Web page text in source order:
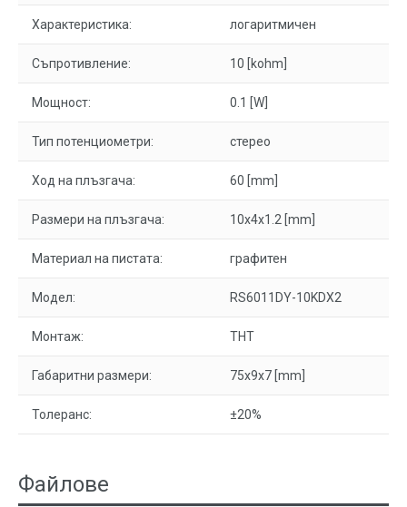
Характеристика: логаритмичен
Съпротивление: 10 [kohm]
Мощност: 0.1 [W]
Тип потенциометри: стерео
Ход на плъзгача: 60 [mm]
Размери на плъзгача: 10x4x1.2 [mm]
Материал на пистата: графитен
Модел: RS6011DY-10KDX2
Монтаж: THT
Габаритни размери: 75x9x7 [mm]
Толеранс: ±20%
Файлове